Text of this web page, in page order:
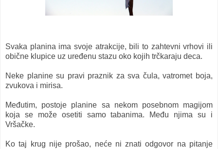
Svaka planina ima svoje atrakcije, bili to zahtevni vrhovi ili
obične klupice uz uređenu stazu oko kojih trčkaraju deca.
Neke planine su pravi praznik za sva čula, vatromet boja,
zvukova i mirisa.
Međutim, postoje planine sa nekom posebnom magijom
koja se može osetiti samo tabanima. Među njima su i
Vršačke.
Ko taj krug nije prošao, neće ni znati odgovor na pitanje